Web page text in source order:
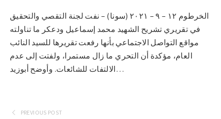
الخرطوم ١٢ – ٩ – ٢٠٢١ (سونا) – نفت لجنة التقصي والتحقيق
في تقريري تشريح الشهيد محمد إسماعيل ودعكر ما تناولته
مواقع التواصل الاجتماعي بأنها رفعت تقريرها للسيد النائب
العام، مؤكدة أن التحري ما زال مستمرا، ولفتت إلى عدم
الالتفات للشائعات. وأوضح أبوزيد…
PREVIOUS POST